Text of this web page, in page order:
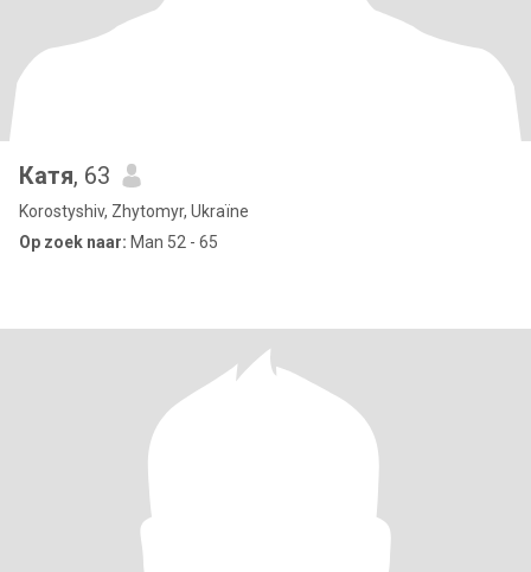
Катя, 63
Korostyshiv, Zhytomyr, Ukraïne
Op zoek naar: Man 52 - 65